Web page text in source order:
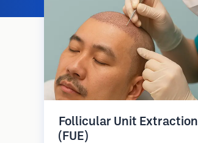
Follicular Unit Extraction
(FUE)